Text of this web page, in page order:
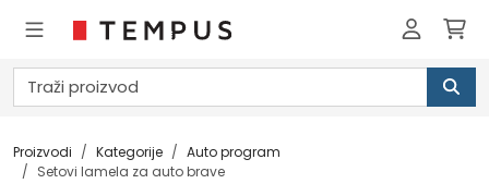
Proizvodi Kategorije
Auto program
Setovi lamela za auto brave